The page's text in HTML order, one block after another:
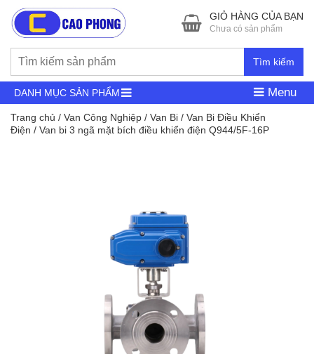
Tìm kiếm
GIỎ HÀNG CỦA BẠN
Chưa có sản phẩm
DANH MỤC SẢN PHẨM Menu
Trang chủ / Van Công Nghiệp / Van Bi / Van Bi Điều Khiển
Điện / Van bi 3 ngã mặt bích điều khiển điện Q944/5F-16P